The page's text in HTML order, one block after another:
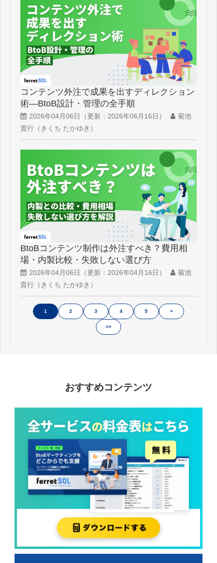
コンテンツ外注で成果を出すディレクション
術—BtoB設計・管理の全手順
2026年04月06日 （更新： 2026年06月16日 ）
菊池
貴行（きくち たかゆき）
BtoBコンテンツ制作は外注すべき？費用相
場・内製比較・失敗しない選び方
2026年04月06日 （更新： 2026年04月16日 ）
菊池
貴行（きくち たかゆき）
1 2 3 4 5 >
>>
おすすめコンテンツ